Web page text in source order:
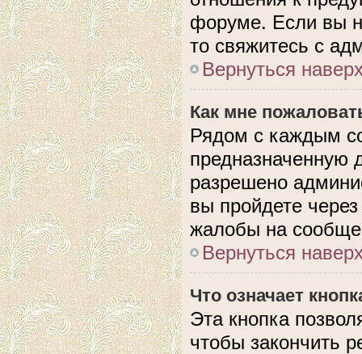
форуме. Если вы
то свяжитесь с
Вернуться
Как мне
Рядом с каждым
предназначенную
разрешено
вы пройдете
жалобы на
Вернуться
Что означает
Эта кнопка
чтобы закончить